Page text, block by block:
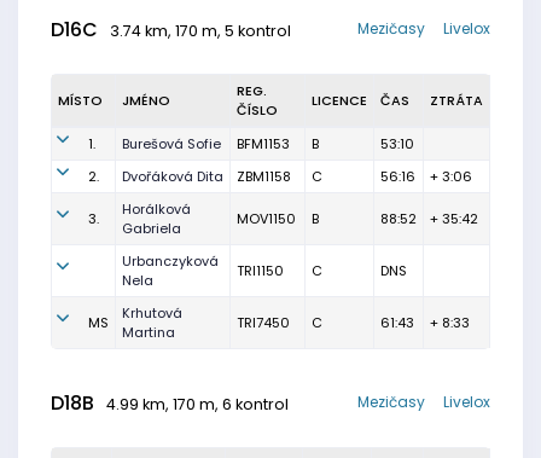
D16C 3.74 km, 170 m, 5 kontrol Livelox
Mezičasy
MÍSTO JMÉNO
REG.
ČÍSLO
LICENCE ČAS ZTRÁTA
1. Burešová Sofie BFM1153 B
53:10
2.
Dvořáková Dita ZBM1158 C 56:16 + 3:06
3.
Horálková
Gabriela
MOV1150 B 88:52 + 35:42
Urbanczyková
Nela
TRI1150 C DNS
MS
Krhutová
Martina
TRI7450 C 61:43 + 8:33
D18B 4.99 km, 170 m, 6 kontrol Livelox
Mezičasy